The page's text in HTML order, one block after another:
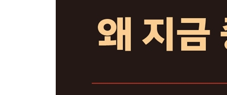
3장 | 우군 만들기와 반도체 지키기:
신남방정책 계승과 반도체 초격차 유지의 중요성
4장 | 미래를 위한 한일 간 전략적 파트너십 모색